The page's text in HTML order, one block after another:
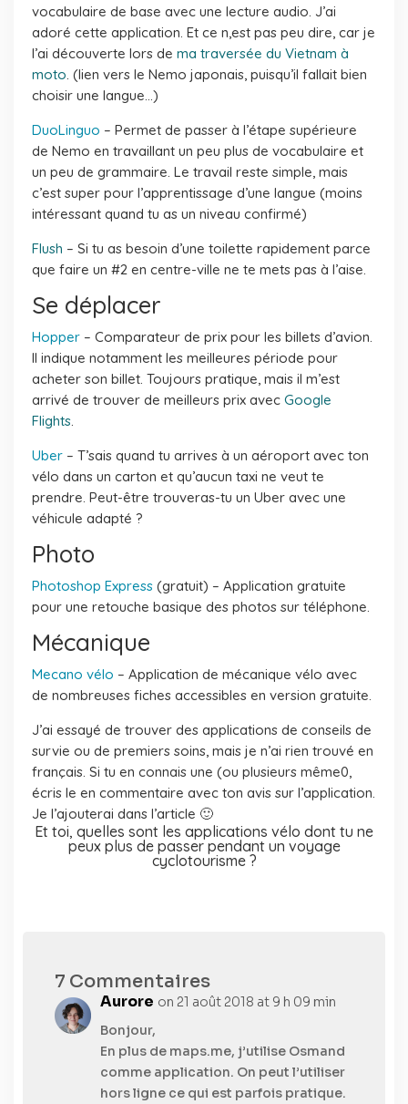
vocabulaire de base avec une lecture audio. J’ai
adoré cette application. Et ce n,est pas peu dire, car je
l’ai découverte lors de ma traversée du Vietnam à
moto. (lien vers le Nemo japonais, puisqu’il fallait bien
choisir une langue…)
DuoLinguo – Permet de passer à l’étape supérieure
de Nemo en travaillant un peu plus de vocabulaire et
un peu de grammaire. Le travail reste simple, mais
c’est super pour l’apprentissage d’une langue (moins
intéressant quand tu as un niveau confirmé)
Flush – Si tu as besoin d’une toilette rapidement parce
que faire un #2 en centre-ville ne te mets pas à l’aise.
Se déplacer
Hopper – Comparateur de prix pour les billets d’avion.
Il indique notamment les meilleures période pour
acheter son billet. Toujours pratique, mais il m’est
arrivé de trouver de meilleurs prix avec Google
Flights.
Uber – T’sais quand tu arrives à un aéroport avec ton
vélo dans un carton et qu’aucun taxi ne veut te
prendre. Peut-être trouveras-tu un Uber avec une
véhicule adapté ?
Photo
Photoshop Express (gratuit) – Application gratuite
pour une retouche basique des photos sur téléphone.
Mécanique
Mecano vélo – Application de mécanique vélo avec
de nombreuses fiches accessibles en version gratuite.
J’ai essayé de trouver des applications de conseils de
survie ou de premiers soins, mais je n’ai rien trouvé en
français. Si tu en connais une (ou plusieurs même0,
écris le en commentaire avec ton avis sur l’application.
Je l’ajouterai dans l’article 🙂
Et toi, quelles sont les applications vélo dont tu ne
peux plus de passer pendant un voyage
cyclotourisme ?
7 Commentaires
Aurore on 21 août 2018 at 9 h 09 min
Bonjour,
En plus de maps.me, j’utilise Osmand
comme application. On peut l’utiliser
hors ligne ce qui est parfois pratique.